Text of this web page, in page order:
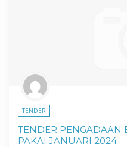
TENDER
TENDER PENGADAAN
PAKAI JANUARI 2024